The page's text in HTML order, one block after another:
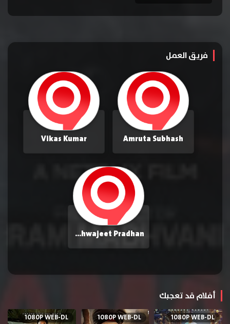
فريق العمل
Amruta Subhash
Vikas Kumar
Vishwajeet Pradhan
أفلام قد تعجبك
1080P WEB-DL
1080P WEB-DL
1080P WEB-DL